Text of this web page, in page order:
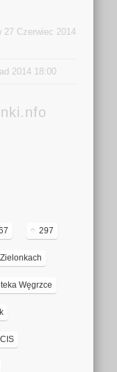
27 Czerwiec 2014
2014 18:00
297
Węgrzce
CIS